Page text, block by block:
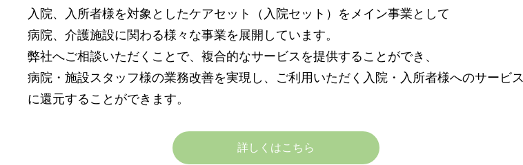
入院、入所者様を対象としたケアセット（入院セット）をメイン事業として
病院、介護施設に関わる様々な事業を展開しています。
弊社へご相談いただくことで、複合的なサービスを提供することができ、
病院・施設スタッフ様の業務改善を実現し、ご利用いただく入院・入所者様へのサービス
に還元することができます。
詳しくはこちら